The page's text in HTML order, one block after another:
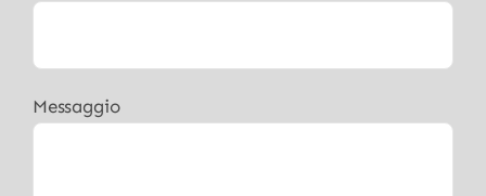
Messaggio